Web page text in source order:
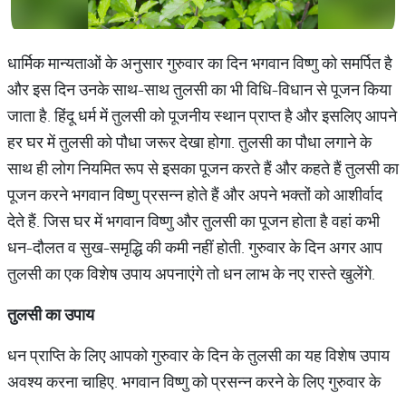
धार्मिक मान्यताओं के अनुसार गुरुवार का दिन भगवान विष्णु को समर्पित है
और इस दिन उनके साथ-साथ तुलसी का भी विधि-विधान से पूजन किया
जाता है. हिंदू धर्म में तुलसी को पूजनीय स्थान प्राप्त है और इसलिए आपने
हर घर में तुलसी को पौधा जरूर देखा होगा. तुलसी का पौधा लगाने के
साथ ही लोग नियमित रूप से इसका पूजन करते हैं और कहते हैं तुलसी का
पूजन करने भगवान विष्णु प्रसन्न होते हैं और अपने भक्तों को आशीर्वाद
देते हैं. जिस घर में भगवान विष्णु और तुलसी का पूजन होता है वहां कभी
धन-दौलत व सुख-समृद्धि की कमी नहीं होती. गुरुवार के दिन अगर आप
तुलसी का एक विशेष उपाय अपनाएंगे तो धन लाभ के नए रास्ते खुलेंगे.
तुलसी का उपाय
धन प्राप्ति के लिए आपको गुरुवार के दिन के तुलसी का यह विशेष उपाय
अवश्य करना चाहिए. भगवान विष्णु को प्रसन्न करने के लिए गुरुवार के